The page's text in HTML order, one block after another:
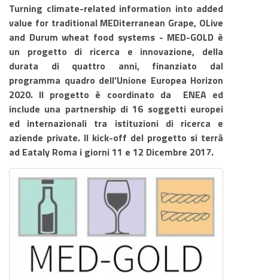
Turning climate-related information into added
value for traditional MEDiterranean Grape, OLive
and Durum wheat food systems - MED-GOLD è
un progetto di ricerca e innovazione, della
durata di quattro anni, finanziato dal
programma quadro dell’Unione Europea Horizon
2020. Il progetto è coordinato da ENEA ed
include una partnership di 16 soggetti europei
ed internazionali tra istituzioni di ricerca e
aziende private. Il kick-off del progetto si terrà
ad Eataly Roma i giorni 11 e 12 Dicembre 2017.